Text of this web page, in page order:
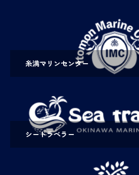
糸満マリンセンター
シートラベラー